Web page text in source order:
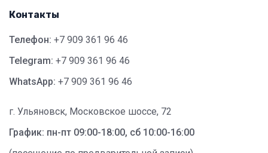
Контакты
Телефон: +7 909 361 96 46
Telegram: +7 909 361 96 46
WhatsApp: +7 909 361 96 46
г. Ульяновск, Московское шоссе, 72
График: пн-пт 09:00-18:00, сб 10:00-16:00